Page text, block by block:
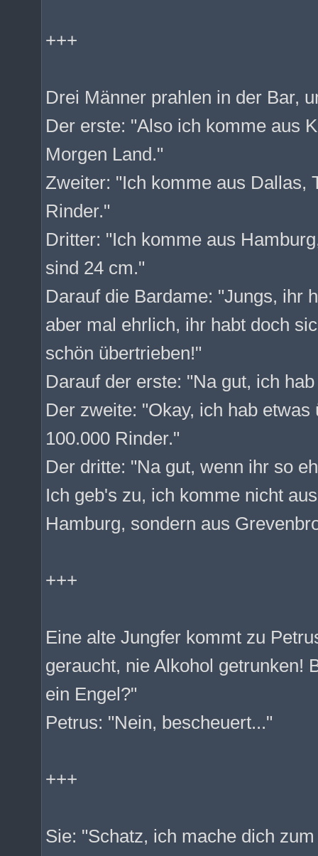
+++
Drei Männer prahlen in der Bar,
Der erste: "Also ich komme aus
Morgen Land."
Zweiter: "Ich komme aus Dallas,
Rinder."
Dritter: "Ich komme aus
sind 24 cm."
Darauf die Bardame: "Jungs, ihr
aber mal ehrlich, ihr habt doch
schön übertrieben!"
Darauf der erste: "Na gut, ich
Der zweite: "Okay, ich hab
100.000 Rinder."
Der dritte: "Na gut, wenn ihr so
Ich geb's zu, ich komme nicht aus
Hamburg, sondern aus
+++
Eine alte Jungfer kommt zu
geraucht, nie Alkohol getrunken!
ein Engel?"
Petrus: "Nein, bescheuert..."
+++
Sie: "Schatz, ich mache dich